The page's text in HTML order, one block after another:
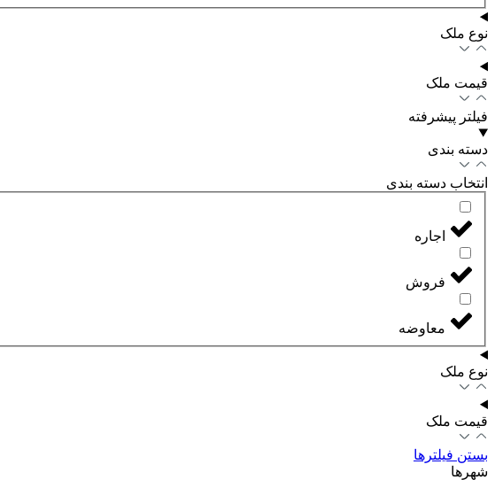
نوع ملک
قیمت ملک
فیلتر پیشرفته
دسته بندی
انتخاب دسته بندی
اجاره
فروش
معاوضه
نوع ملک
قیمت ملک
بستن فیلترها
شهرها